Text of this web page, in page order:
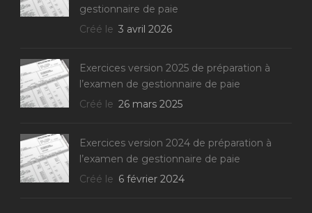
gestionnaire de paie
Créé le 3 avril 2026
Exercices version 2025 de préparation à
l’examen de gestionnaire de paie
Créé le 26 mars 2025
Exercices version 2024 de préparation à
l’examen de gestionnaire de paie
Créé le 6 février 2024